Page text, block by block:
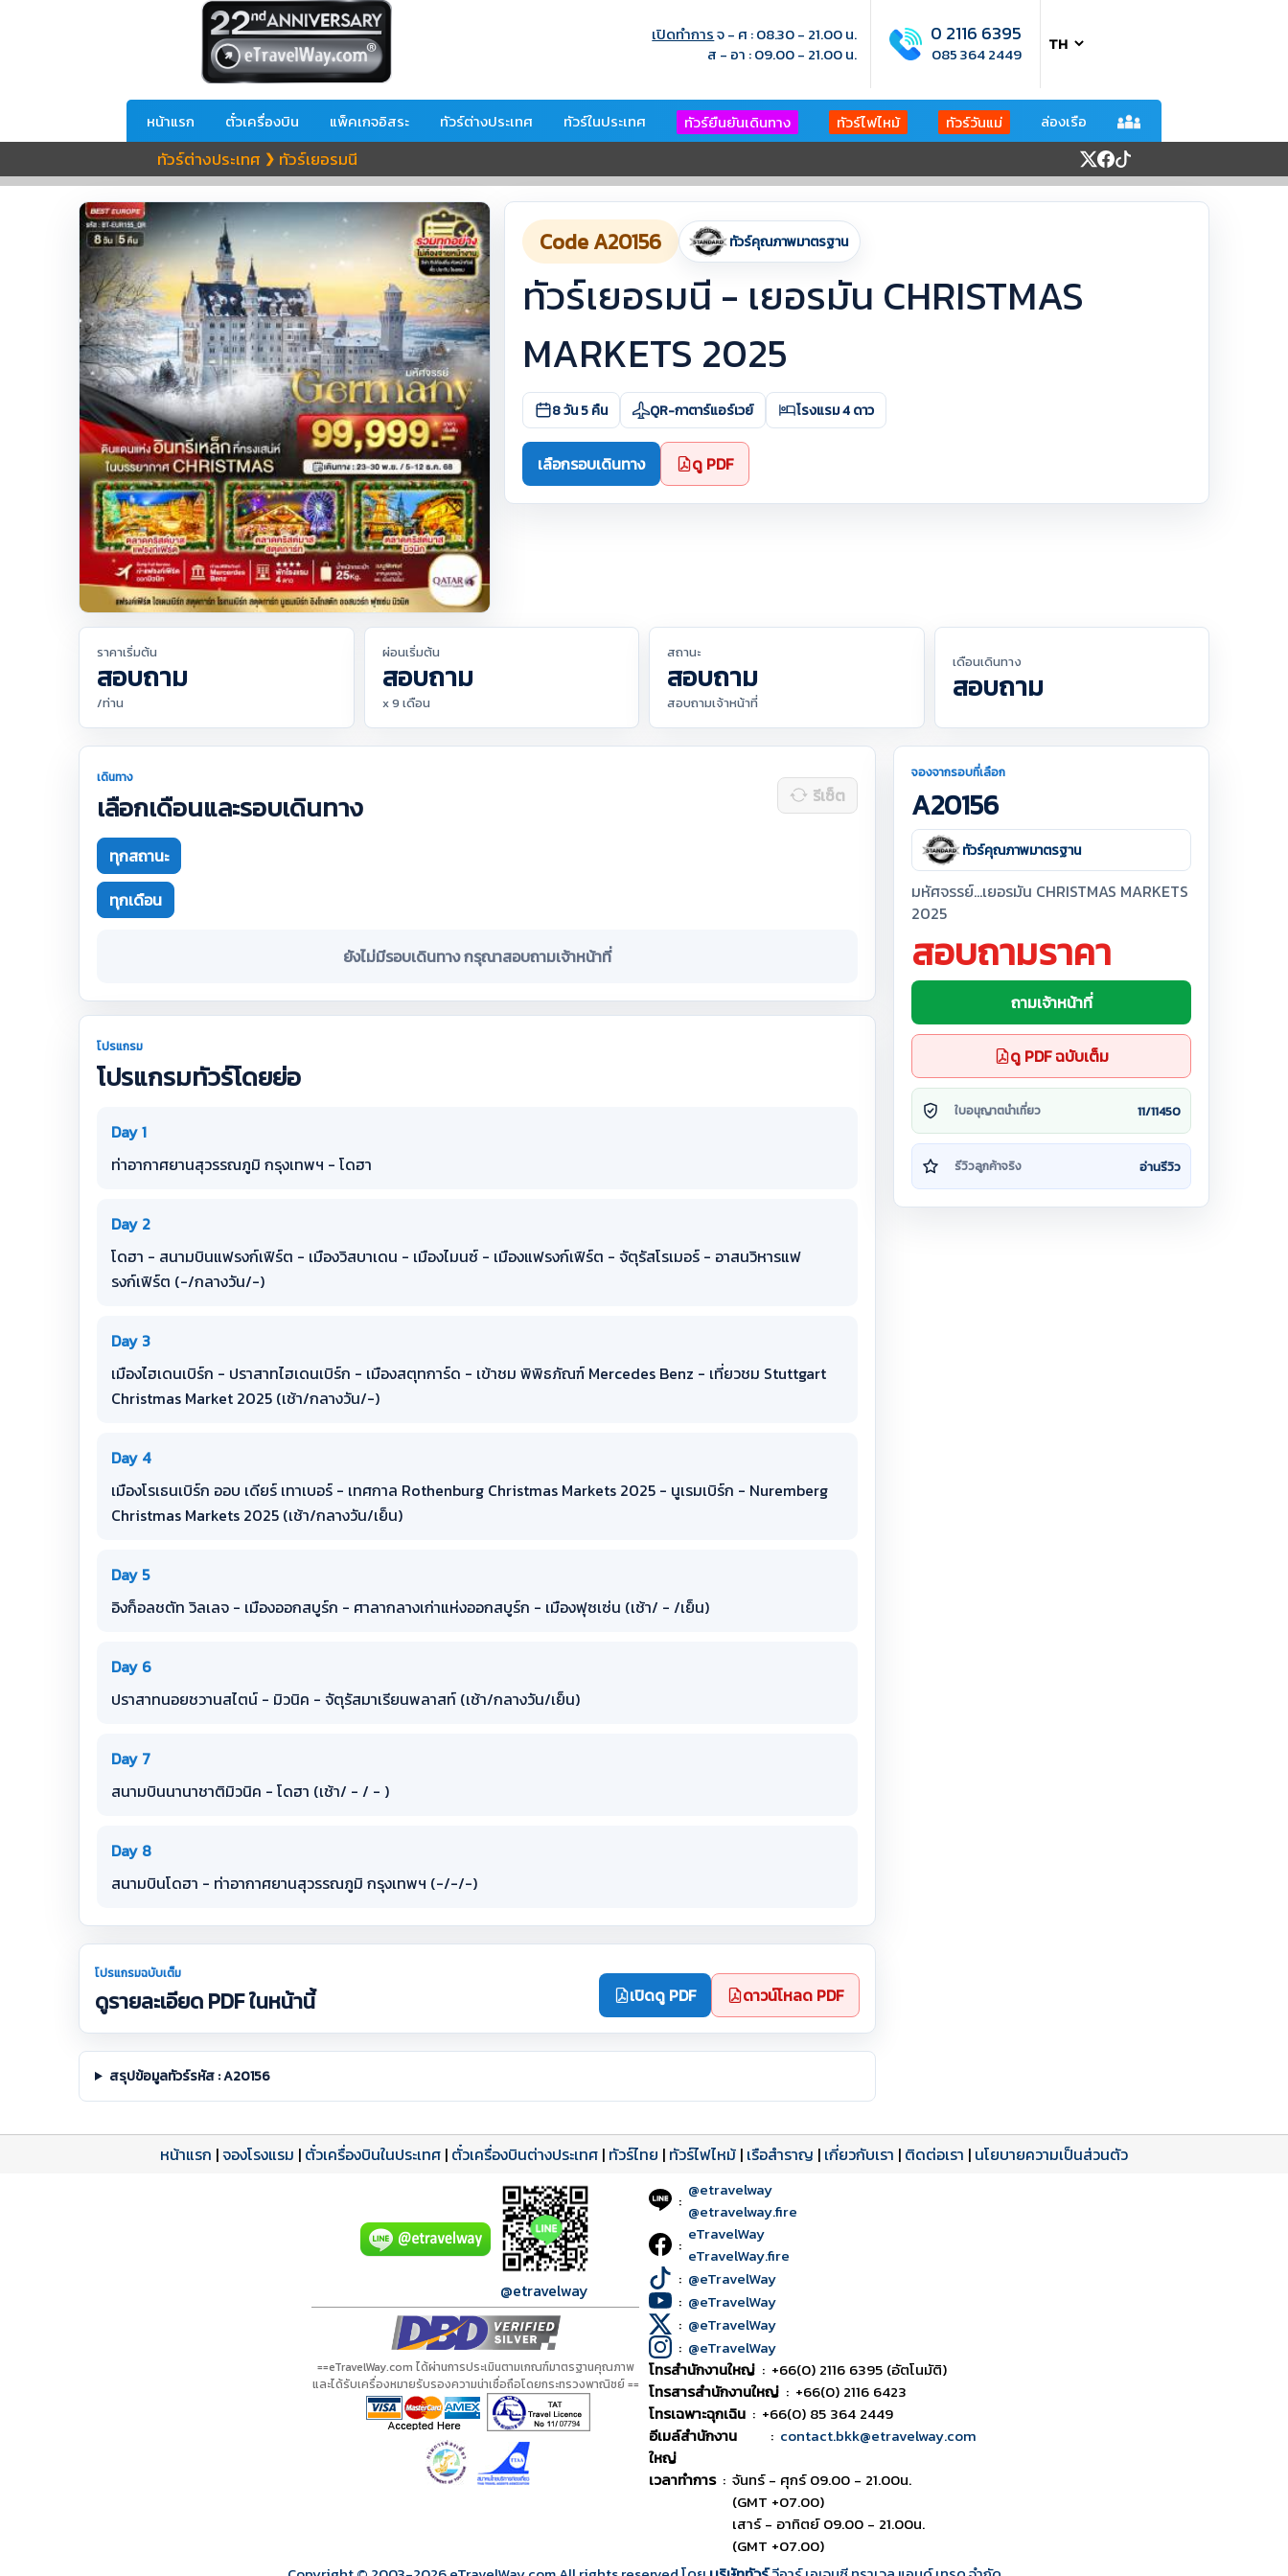
เปิดทำการจ - ศ : 08.30 - 21.00 น.
ส - อา : 09.00 - 21.00 น.
0 2116 6395
085 364 2449
หน้าแรก ตั๋วเครื่องบิน แพ็คเกจอิสระ ทัวร์ต่างประเทศ ทัวร์ในประเทศ ทัวร์ยืนยันเดินทาง ทัวร์ไฟไหม้ ทัวร์วันแม่ ล่องเรือ
ทัวร์ต่างประเทศ ❯ ทัวร์เยอรมนี
Code A20156 ทัวร์คุณภาพมาตรฐาน
ทัวร์เยอรมนี - เยอรมัน CHRISTMAS
MARKETS 2025
8 วัน 5 คืน QR-กาตาร์แอร์เวย์ โรงแรม 4 ดาว
เลือกรอบเดินทาง ดู PDF
ราคาเริ่มต้น
สอบถาม
/ท่าน
ผ่อนเริ่มต้น
สอบถาม
x 9 เดือน
สถานะ
สอบถาม
สอบถามเจ้าหน้าที่
เดือนเดินทาง
สอบถาม
เดินทาง
เลือกเดือนและรอบเดินทาง รีเซ็ต
ทุกสถานะ
ทุกเดือน
ยังไม่มีรอบเดินทาง กรุณาสอบถามเจ้าหน้าที่
โปรแกรม
โปรแกรมทัวร์โดยย่อ
Day 1
ท่าอากาศยานสุวรรณภูมิ กรุงเทพฯ - โดฮา
Day 2
โดฮา - สนามบินแฟรงก์เฟิร์ต - เมืองวิสบาเดน - เมืองไมนซ์ - เมืองแฟรงก์เฟิร์ต - จัตุรัสโรเมอร์ - อาสนวิหารแฟ
รงก์เฟิร์ต (-/กลางวัน/-)
Day 3
เมืองไฮเดนเบิร์ก - ปราสาทไฮเดนเบิร์ก - เมืองสตุทการ์ด - เข้าชม พิพิธภัณฑ์ Mercedes Benz - เที่ยวชม Stuttgart
Christmas Market 2025 (เช้า/กลางวัน/-)
Day 4
เมืองโรเธนเบิร์ก ออบ เดียร์ เทาเบอร์ - เทศกาล Rothenburg Christmas Markets 2025 - นูเรมเบิร์ก - Nuremberg
Christmas Markets 2025 (เช้า/กลางวัน/เย็น)
Day 5
อิงก็อลชตัท วิลเลจ - เมืองออกสบูร์ก - ศาลากลางเก่าแห่งออกสบูร์ก - เมืองฟุซเซ่น (เช้า/ - /เย็น)
Day 6
ปราสาทนอยชวานสไตน์ - มิวนิค - จัตุรัสมาเรียนพลาสท์ (เช้า/กลางวัน/เย็น)
Day 7
สนามบินนานาชาติมิวนิค - โดฮา (เช้า/ - / - )
Day 8
สนามบินโดฮา - ท่าอากาศยานสุวรรณภูมิ กรุงเทพฯ (-/-/-)
โปรแกรมฉบับเต็ม
ดูรายละเอียด PDF ในหน้านี้ เปิดดู PDF ดาวน์โหลด PDF
สรุปข้อมูลทัวร์รหัส : A20156
จองจากรอบที่เลือก
A20156
ทัวร์คุณภาพมาตรฐาน
มหัศจรรย์...เยอรมัน CHRISTMAS MARKETS
2025
สอบถามราคา
ถามเจ้าหน้าที่
ดู PDF ฉบับเต็ม
ใบอนุญาตนำเที่ยว 11/11450
รีวิวลูกค้าจริง อ่านรีวิว
หน้าแรก |จองโรงแรม | ตั๋วเครื่องบินในประเทศ | ตั๋วเครื่องบินต่างประเทศ | ทัวร์ไทย | ทัวร์ไฟไหม้ | เรือสำราญ | เกี่ยวกับเรา | ติดต่อเรา | นโยบายความเป็นส่วนตัว
@etravelway
==eTravelWay.com ได้ผ่านการประเมินตามเกณฑ์มาตรฐานคุณภาพ
และได้รับเครื่องหมายรับรองความน่าเชื่อถือโดยกระทรวงพาณิชย์ ==
: @etravelway
@etravelway.fire
: eTravelWay
eTravelWay.fire
: @eTravelWay
: @eTravelWay
: @eTravelWay
: @eTravelWay
โทรสำนักงานใหญ่ : +66(0) 2116 6395 (อัตโนมัติ)
โทรสารสำนักงานใหญ่ : +66(0) 2116 6423
โทรเฉพาะฉุกเฉิน : +66(0) 85 364 2449
อีเมล์สำนักงาน
ใหญ่
: contact.bkk@etravelway.com
เวลาทำการ : จันทร์ - ศุกร์ 09.00 - 21.00น.
(GMT +07.00)
เสาร์ - อาทิตย์ 09.00 - 21.00น.
(GMT +07.00)